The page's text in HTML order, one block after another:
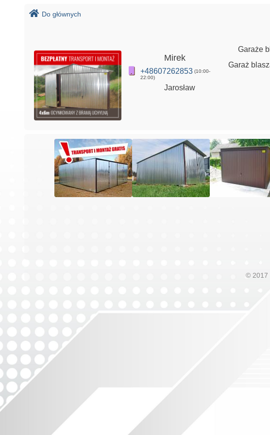
Do głównych
Mirek
+48607262853 (10:00-
22:00)
Jarosław
Garaże
© 2017